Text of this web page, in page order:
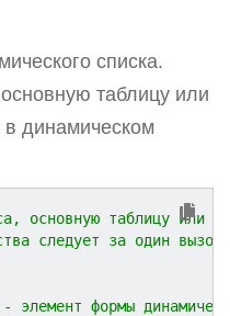
списка.
таблицу или
динамическом
основную таблицу или
следует за один
формы